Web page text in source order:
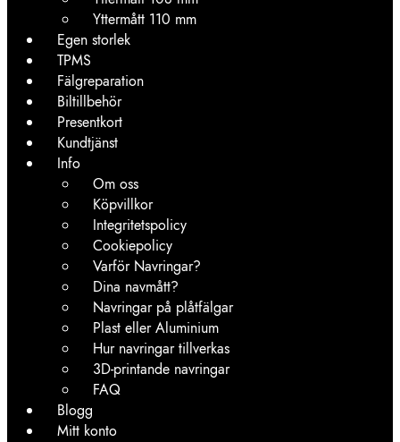
Yttermått 110 mm
Egen storlek
TPMS
Fälgreparation
Biltillbehör
Presentkort
Kundtjänst
Info
Om oss
Köpvillkor
Integritetspolicy
Cookiepolicy
Varför Navringar?
Dina navmått?
Navringar på plåtfälgar
Plast eller Aluminium
Hur navringar tillverkas
3D-printande navringar
FAQ
Blogg
Mitt konto